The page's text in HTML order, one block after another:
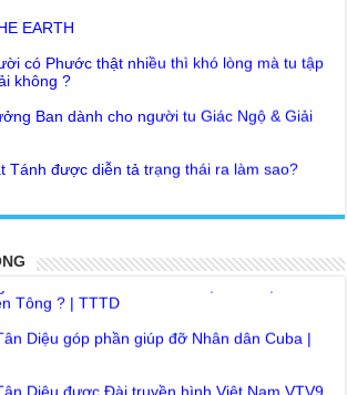
có Phước thật nhiều thì khó lòng mà tu tập
Ban dành cho người tu Giác Ngộ & Giải
Tánh được diễn tả trạng thái ra làm sao?
tạo Công Đức và Phước Đức
Thiền, Thiền Tông và Tổ Sư thiền là sao?
bỏ hết sao?
Tông ? | TTTD
Diệu góp phần giúp đỡ Nhân dân Cuba |
Diệu được Đài truyền hình Việt Nam VTV9